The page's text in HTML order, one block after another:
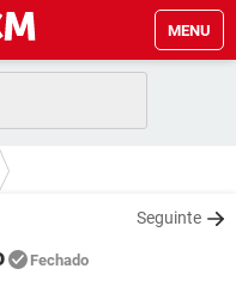
MENU
Seguinte
Fechado